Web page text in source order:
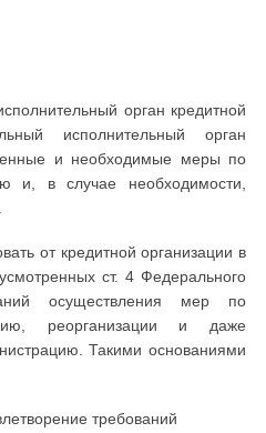
орган кредитной
исполнительный орган
и необходимые меры по
и, в случае необходимости,
от кредитной организации в
ст. 4 Федерального
осуществления мер по
реорганизации и даже
Такими основаниями
требований